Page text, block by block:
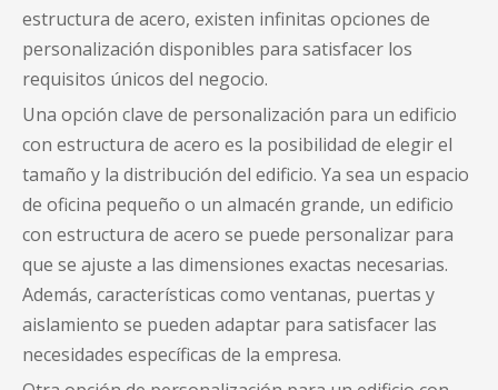
estructura de acero, existen infinitas opciones de
personalización disponibles para satisfacer los
requisitos únicos del negocio.
Una opción clave de personalización para un edificio
con estructura de acero es la posibilidad de elegir el
tamaño y la distribución del edificio. Ya sea un espacio
de oficina pequeño o un almacén grande, un edificio
con estructura de acero se puede personalizar para
que se ajuste a las dimensiones exactas necesarias.
Además, características como ventanas, puertas y
aislamiento se pueden adaptar para satisfacer las
necesidades específicas de la empresa.